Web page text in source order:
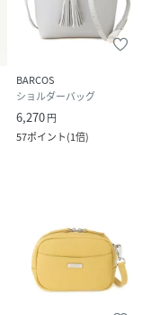
BARCOS
ショルダーバッグ
6,270円
57ポイント(1倍)